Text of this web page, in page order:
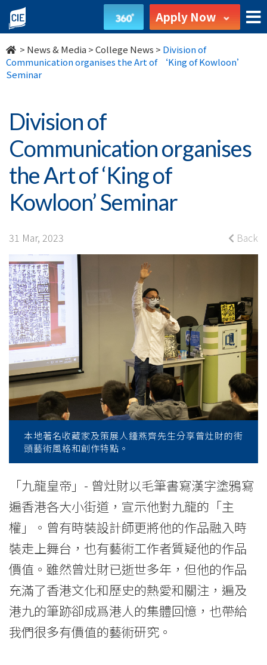
Division
of
Communication
the
Art
of
‘King
of
Kowloon’
Seminar
College
News
College
of
International
Education
Hong
Kong
Baptist
University
Apply Now
> News & Media >College News > Division of
Communication organises the Art of ‘King of Kowloon’
Seminar
Division of
Communication organises
the Art of ‘King of
Kowloon’ Seminar
31 Mar, 2023 Back
本地著名收藏家及策展人鍾燕齊先生分享曾灶財的街
頭藝術風格和創作特點。
「九龍皇帝」- 曾灶財以毛筆書寫漢字塗鴉寫
遍香港各大小街道，宣示他對九龍的「主
權」。曾有時裝設計師更將他的作品融入時
裝走上舞台，也有藝術工作者質疑他的作品
價值。雖然曾灶財已逝世多年，但他的作品
充滿了香港文化和歷史的熱愛和關注，遍及
港九的筆跡卻成爲港人的集體回憶，也帶給
我們很多有價值的藝術研究。